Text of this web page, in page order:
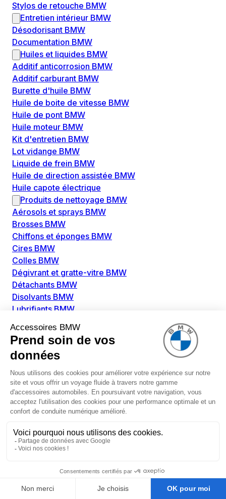
Stylos de retouche BMW
Entretien intérieur BMW
Désodorisant BMW
Documentation BMW
Huiles et liquides BMW
Additif anticorrosion BMW
Additif carburant BMW
Burette d'huile BMW
Huile de boite de vitesse BMW
Huile de pont BMW
Huile moteur BMW
Kit d'entretien BMW
Lot vidange BMW
Liquide de frein BMW
Huile de direction assistée BMW
Huile capote électrique
Produits de nettoyage BMW
Aérosols et sprays BMW
Brosses BMW
Chiffons et éponges BMW
Cires BMW
Colles BMW
Dégivrant et gratte-vitre BMW
Détachants BMW
Disolvants BMW
Lubrifiants BMW
Nettoyant extérieur BMW
Pièces détachées BMW
Alimentation Carburant BMW
Boitier papillon BMW
Faisceau de câble pour réservoir avec pompe
d'aspiration BMW
Injecteur BMW
Pompe à carburant BMW
Pompe diesel BMW
Allumage / Préchauffage BMW
Boitier de préchauffage BMW
Amortissement BMW